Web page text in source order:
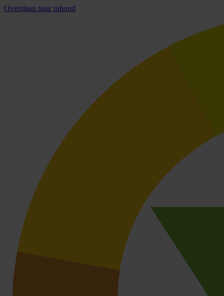
Overslaan naar inhoud